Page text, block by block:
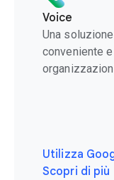
Voice
Una
conveniente
Utilizza
Scopri di più